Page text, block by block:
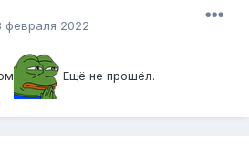
февраля 2022
Ещё не прошёл.